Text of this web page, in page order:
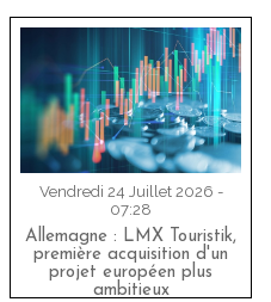
Vendredi 24 Juillet 2026 -
07:28
Allemagne : LMX Touristik,
première acquisition d'un
projet européen plus
ambitieux